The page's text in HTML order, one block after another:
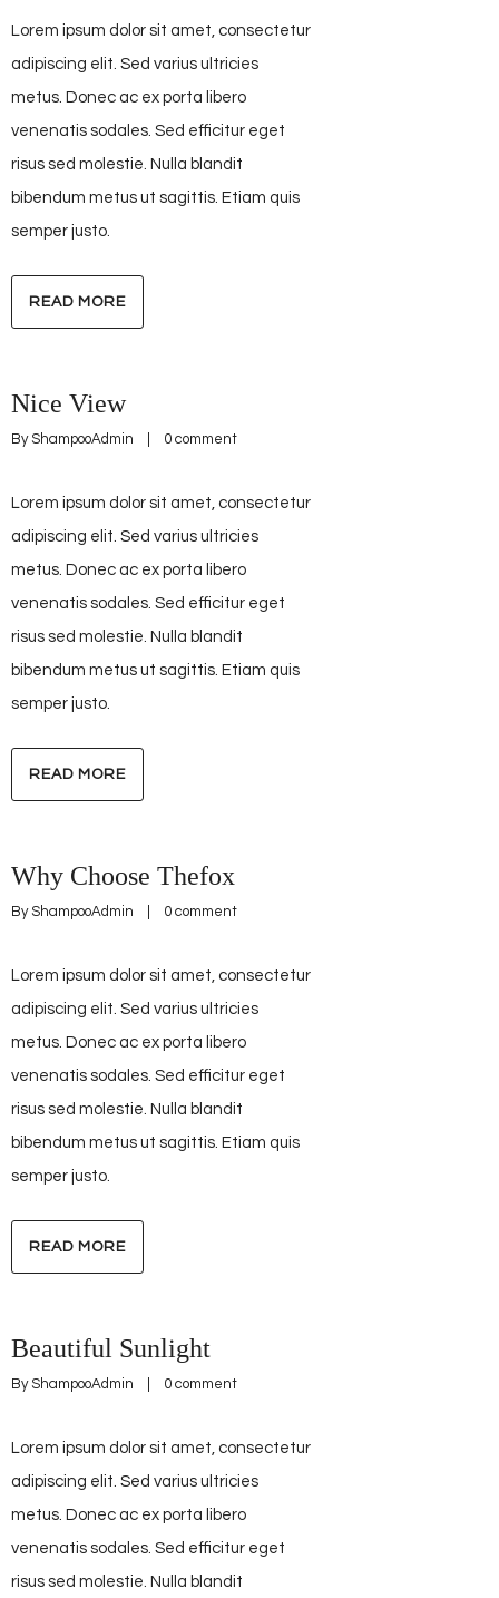
Lorem ipsum dolor sit amet, consectetur
adipiscing elit. Sed varius ultricies
metus. Donec ac ex porta libero
venenatis sodales. Sed efficitur eget
risus sed molestie. Nulla blandit
bibendum metus ut sagittis. Etiam quis
semper justo.
READ MORE
Nice View
By ShampooAdmin 0 comment
Lorem ipsum dolor sit amet, consectetur
adipiscing elit. Sed varius ultricies
metus. Donec ac ex porta libero
venenatis sodales. Sed efficitur eget
risus sed molestie. Nulla blandit
bibendum metus ut sagittis. Etiam quis
semper justo.
READ MORE
Why Choose Thefox
By ShampooAdmin 0 comment
Lorem ipsum dolor sit amet, consectetur
adipiscing elit. Sed varius ultricies
metus. Donec ac ex porta libero
venenatis sodales. Sed efficitur eget
risus sed molestie. Nulla blandit
bibendum metus ut sagittis. Etiam quis
semper justo.
READ MORE
Beautiful Sunlight
By ShampooAdmin 0 comment
Lorem ipsum dolor sit amet, consectetur
adipiscing elit. Sed varius ultricies
metus. Donec ac ex porta libero
venenatis sodales. Sed efficitur eget
risus sed molestie. Nulla blandit